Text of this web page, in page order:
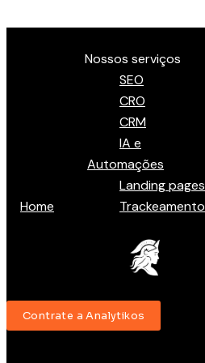
Home
Nossos serviços
SEO
CRO
CRM
IA e
Automações
Landing pages
Trackeamento
Contrate a Analytikos